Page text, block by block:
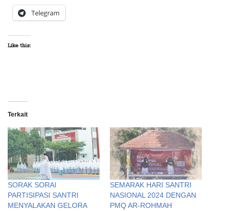
Telegram
Like this:
Terkait
SORAK SORAI
PARTISIPASI SANTRI
MENYALAKAN GELORA
SEMARAK HARI SANTRI
NASIONAL 2024 DENGAN
PMQ AR-ROHMAH